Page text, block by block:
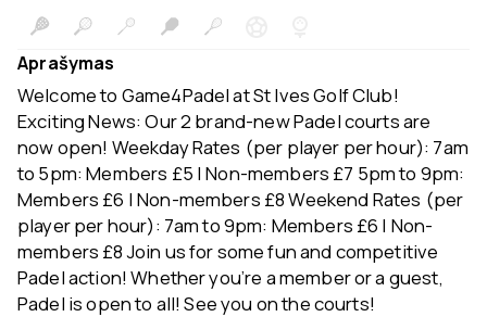
Aprašymas
Welcome to Game4Padel at St Ives Golf Club!
Exciting News: Our 2 brand-new Padel courts are
now open! Weekday Rates (per player per hour): 7am
to 5pm: Members £5 | Non-members £7 5pm to 9pm:
Members £6 | Non-members £8 Weekend Rates (per
player per hour): 7am to 9pm: Members £6 | Non-
members £8 Join us for some fun and competitive
Padel action! Whether you’re a member or a guest,
Padel is open to all! See you on the courts!